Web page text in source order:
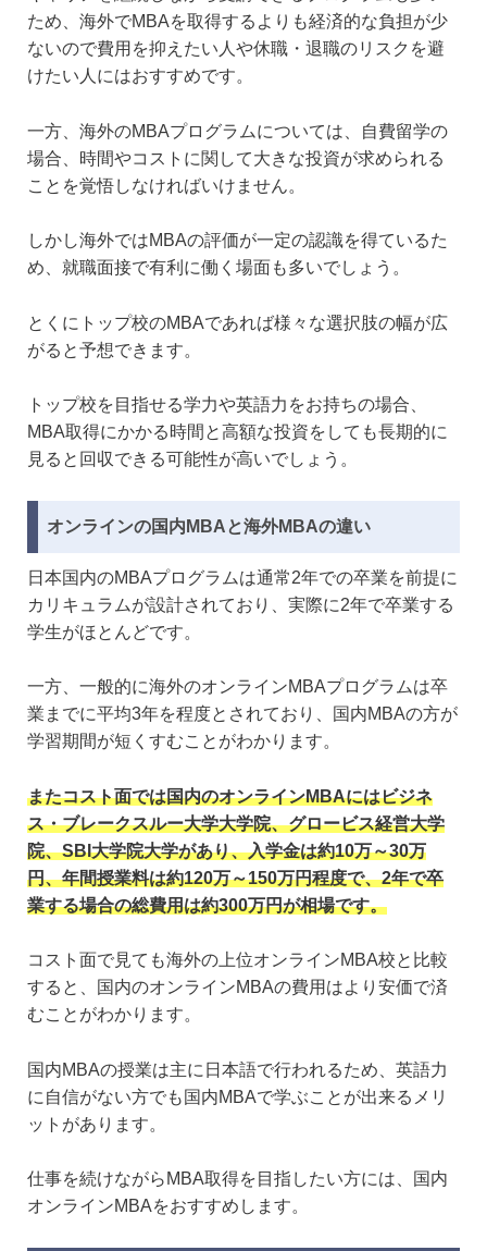
ため、海外でMBAを取得するよりも経済的な負担が少
ないので費用を抑えたい人や休職・退職のリスクを避
けたい人にはおすすめです。
一方、海外のMBAプログラムについては、自費留学の
場合、時間やコストに関して大きな投資が求められる
ことを覚悟しなければいけません。
しかし海外ではMBAの評価が一定の認識を得ているた
め、就職面接で有利に働く場面も多いでしょう。
とくにトップ校のMBAであれば様々な選択肢の幅が広
がると予想できます。
トップ校を目指せる学力や英語力をお持ちの場合、
MBA取得にかかる時間と高額な投資をしても長期的に
見ると回収できる可能性が高いでしょう。
オンラインの国内MBAと海外MBAの違い
日本国内のMBAプログラムは通常2年での卒業を前提に
カリキュラムが設計されており、実際に2年で卒業する
学生がほとんどです。
一方、一般的に海外のオンラインMBAプログラムは卒
業までに平均3年を程度とされており、国内MBAの方が
学習期間が短くすむことがわかります。
またコスト面では国内のオンラインMBAにはビジネ
ス・ブレークスルー大学大学院、グロービス経営大学
院、SBI大学院大学があり、入学金は約10万～30万
円、年間授業料は約120万～150万円程度で、2年で卒
業する場合の総費用は約300万円が相場です。
コスト面で見ても海外の上位オンラインMBA校と比較
すると、国内のオンラインMBAの費用はより安価で済
むことがわかります。
国内MBAの授業は主に日本語で行われるため、英語力
に自信がない方でも国内MBAで学ぶことが出来るメリ
ットがあります。
仕事を続けながらMBA取得を目指したい方には、国内
オンラインMBAをおすすめします。